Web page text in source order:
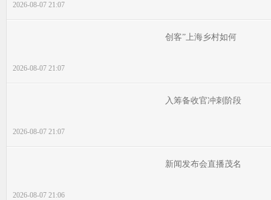
2026-08-07 21:07
创客”上海乡村如何
2026-08-07 21:07
入筹备收官冲刺阶段
2026-08-07 21:07
新闻发布会直播茂名
2026-08-07 21:06